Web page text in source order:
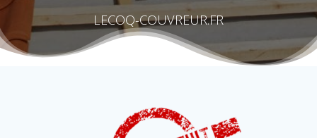
LECOQ-COUVREUR.FR